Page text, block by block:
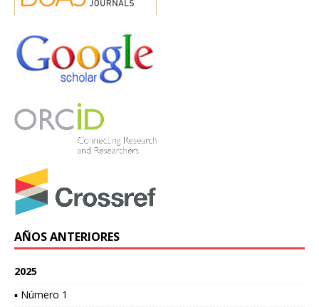
AÑOS ANTERIORES
2025
▪ Número 1